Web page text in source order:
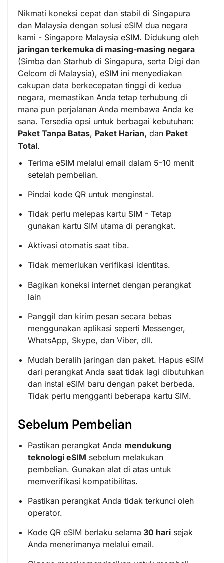
Nikmati koneksi cepat dan stabil di Singapura
dan Malaysia dengan solusi eSIM dua negara
kami - Singapore Malaysia eSIM. Didukung oleh
jaringan terkemuka di masing-masing negara
(Simba dan Starhub di Singapura, serta Digi dan
Celcom di Malaysia), eSIM ini menyediakan
cakupan data berkecepatan tinggi di kedua
negara, memastikan Anda tetap terhubung di
mana pun perjalanan Anda membawa Anda ke
sana. Tersedia opsi untuk berbagai kebutuhan:
Paket Tanpa Batas, Paket Harian, dan Paket
Total.
Terima eSIM melalui email dalam 5-10 menit
setelah pembelian.
Pindai kode QR untuk menginstal.
Tidak perlu melepas kartu SIM - Tetap
gunakan kartu SIM utama di perangkat.
Aktivasi otomatis saat tiba.
Tidak memerlukan verifikasi identitas.
Bagikan koneksi internet dengan perangkat
lain
Panggil dan kirim pesan secara bebas
menggunakan aplikasi seperti Messenger,
WhatsApp, Skype, dan Viber, dll.
Mudah beralih jaringan dan paket. Hapus eSIM
dari perangkat Anda saat tidak lagi dibutuhkan
dan instal eSIM baru dengan paket berbeda.
Tidak perlu mengganti beberapa kartu SIM.
Sebelum Pembelian
Pastikan perangkat Anda mendukung
teknologi eSIM sebelum melakukan
pembelian. Gunakan alat di atas untuk
memverifikasi kompatibilitas.
Pastikan perangkat Anda tidak terkunci oleh
operator.
Kode QR eSIM berlaku selama 30 hari sejak
Anda menerimanya melalui email.